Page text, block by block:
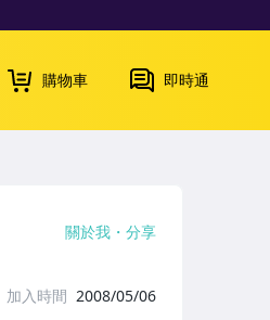
購物車 即時通
關於我 分享
加入時間 2008/05/06